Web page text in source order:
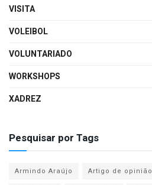
VISITA
VOLEIBOL
VOLUNTARIADO
WORKSHOPS
XADREZ
Pesquisar por Tags
Armindo Araújo Artigo de opinião